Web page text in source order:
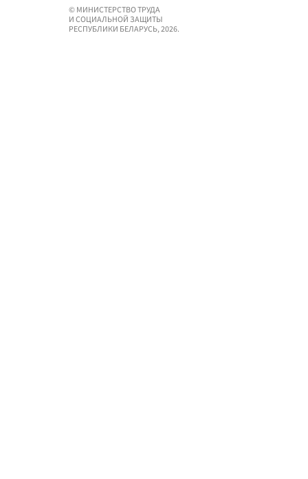
© МИНИСТЕРСТВО ТРУДА
И СОЦИАЛЬНОЙ ЗАЩИТЫ
РЕСПУБЛИКИ БЕЛАРУСЬ, 2026.